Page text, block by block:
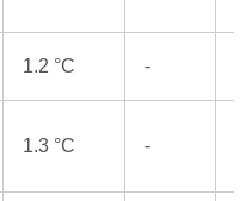
1.2 °C -
1.3 °C -